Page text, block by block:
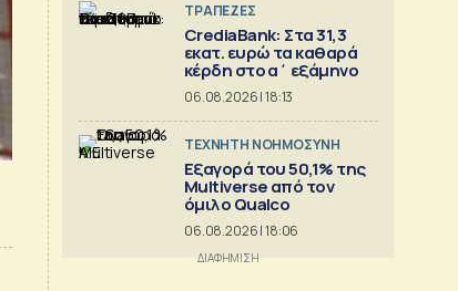
ΤΡΑΠΕΖΕΣ
CrediaBank: Στα 31,3
εκατ. ευρώ τα καθαρά
κέρδη στο α΄ εξάμηνο
06.08.2026 | 18:13
TΕΧΝΗΤΗ ΝΟΗΜΟΣΥΝΗ
Εξαγορά του 50,1% της
Multiverse από τον
όμιλο Qualco
06.08.2026 | 18:06